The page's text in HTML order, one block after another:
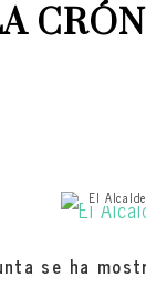
El
se ha